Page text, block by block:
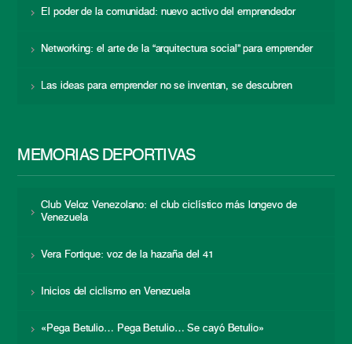
El poder de la comunidad: nuevo activo del emprendedor
Networking: el arte de la “arquitectura social” para emprender
Las ideas para emprender no se inventan, se descubren
MEMORIAS DEPORTIVAS
Club Veloz Venezolano: el club ciclístico más longevo de
Venezuela
Vera Fortique: voz de la hazaña del 41
Inicios del ciclismo en Venezuela
«Pega Betulio… Pega Betulio… Se cayó Betulio»